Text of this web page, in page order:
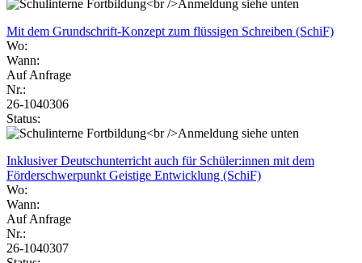
Mit dem Grundschrift-Konzept zum flüssigen Schreiben (SchiF)
Wo:
Wann:
Auf Anfrage
Nr.:
26-1040306
Status:
Inklusiver Deutschunterricht auch für Schüler:innen mit dem
Förderschwerpunkt Geistige Entwicklung (SchiF)
Wo:
Wann:
Auf Anfrage
Nr.:
26-1040307